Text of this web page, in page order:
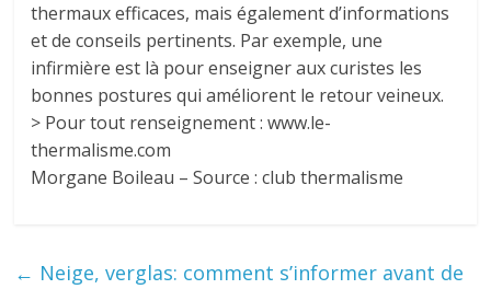
thermaux efficaces, mais également d’informations
et de conseils pertinents. Par exemple, une
infirmière est là pour enseigner aux curistes les
bonnes postures qui améliorent le retour veineux.
> Pour tout renseignement : www.le-
thermalisme.com
Morgane Boileau – Source : club thermalisme
← Neige, verglas: comment s’informer avant de